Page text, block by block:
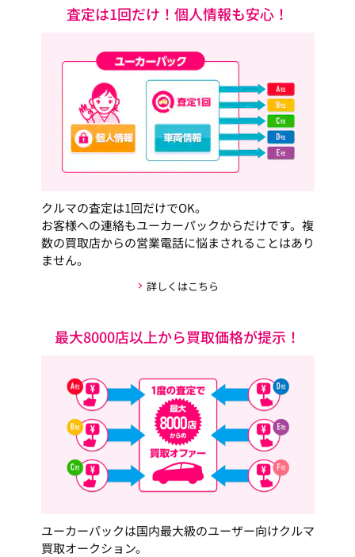
査定は1回だけ！個人情報も安心！
クルマの査定は1回だけでOK。
お客様への連絡もユーカーパックからだけです。複
数の買取店からの営業電話に悩まされることはあり
ません。
詳しくはこちら
最大8000店以上から買取価格が提示！
ユーカーパックは国内最大級のユーザー向けクルマ
買取オークション。